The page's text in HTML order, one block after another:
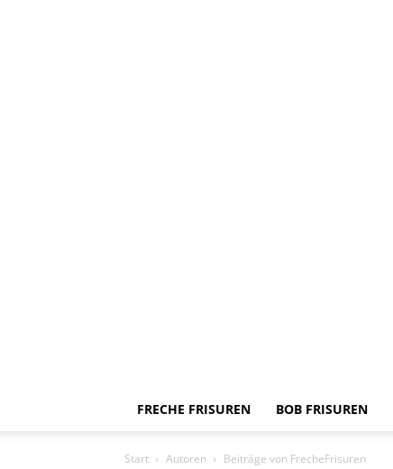
FRECHE FRISUREN BOB FRISUREN
Start Autoren Beiträge von FrecheFrisuren